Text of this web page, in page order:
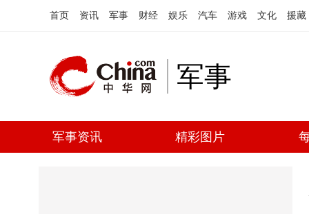
首页 资讯 军事 财经 娱乐 汽车 游戏 文化 援藏
军事
军事资讯 精彩图片